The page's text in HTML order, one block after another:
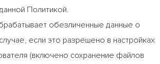
Политикой.
обезличенные данные о
если это разрешено в настройках
(включено сохранение файлов